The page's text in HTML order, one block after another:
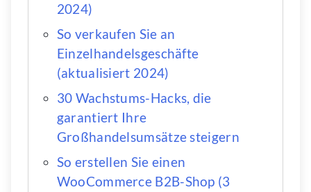
2024)
So verkaufen Sie an
Einzelhandelsgeschäfte
(aktualisiert 2024)
30 Wachstums-Hacks, die
garantiert Ihre
Großhandelsumsätze steigern
So erstellen Sie einen
WooCommerce B2B-Shop (3